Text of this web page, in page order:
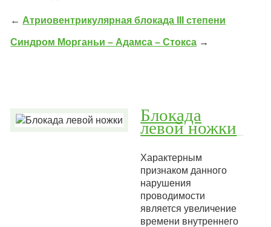
← Атриовентрикулярная блокада III степени
Синдром Морганьи – Адамса – Стокса →
Блокада
левой ножки
Характерным
признаком данного
нарушения
проводимости
является увеличение
времени внутреннего